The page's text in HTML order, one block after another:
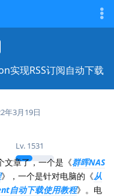
实现RSS订阅自动下载
Lv. 1531
年3月19日
文章了，一个是《群晖NAS
》，一个是针对电脑的《从
自动下载使用教程》。电